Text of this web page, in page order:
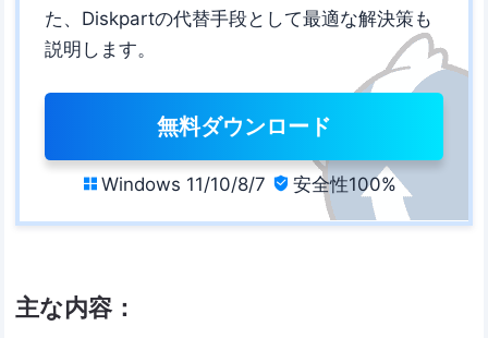
た、Diskpartの代替手段として最適な解決策も
説明します。
無料ダウンロード
 Windows 11/10/8/7  安全性100%
主な内容：